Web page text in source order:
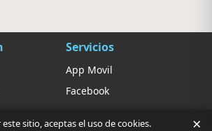
Servicios
App Movil
Facebook
Ajustes
sitio, aceptas el uso de cookies. ×